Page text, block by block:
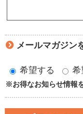
メールマガジン
希望する 希
※お得なお知らせ情報